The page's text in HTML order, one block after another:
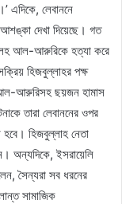
এদিকে, লেবাননে
দেখা দিয়েছে। গত
আল-আরুরিকে হত্যা করে
হিজবুল্লাহর পক্ষ
আল-আরুরিসহ ছয়জন হামাস
তারা লেবাননের ওপর
হিজবুল্লাহ নেতা
অন্যদিকে, ইসরায়েলি
সৈন্যরা সব ধরনের
সামাজিক